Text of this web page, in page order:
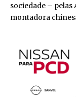
sociedade – pelas
montadora